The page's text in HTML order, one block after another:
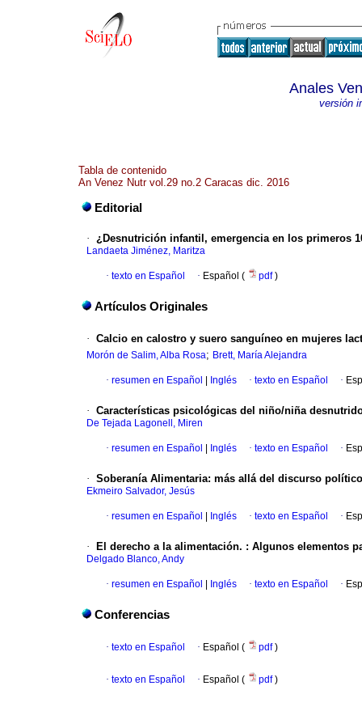
Anales
versión
Tabla de contenido
An Venez Nutr vol.29 no.2 Caracas dic. 2016
Editorial
· ¿Desnutrición infantil, emergencia en los primeros
Landaeta Jiménez, Maritza
· texto en Español · Español ( pdf)
Artículos Originales
· Calcio en calostro y suero sanguíneo en mujeres
Morón de Salim, Alba Rosa; Brett, María Alejandra
· resumen en Español Inglés · texto en Español ·
· Características psicológicas del niño/niña
De Tejada Lagonell, Miren
· resumen en Español Inglés · texto en Español ·
· Soberanía Alimentaria: más allá del discurso político
Ekmeiro Salvador, Jesús
· resumen en Español Inglés · texto en Español ·
· El derecho a la alimentación. : Algunos elementos
Delgado Blanco, Andy
· resumen en Español Inglés · texto en Español ·
Conferencias
· texto en Español · Español ( pdf)
· texto en Español · Español ( pdf)